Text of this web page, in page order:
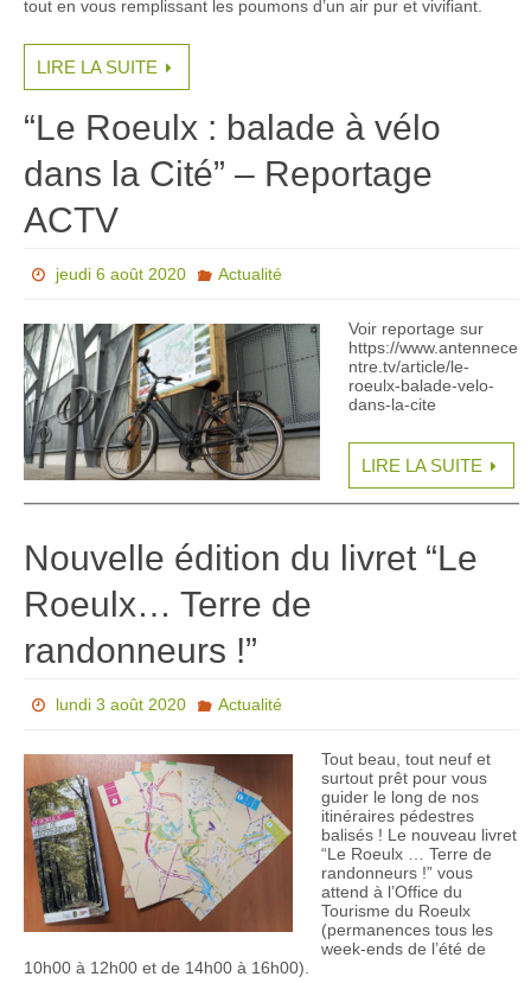
tout en vous remplissant les poumons d’un air pur et vivifiant.
LIRE LA SUITE
“Le Roeulx : balade à vélo
dans la Cité” – Reportage
ACTV
jeudi 6 août 2020 Actualité
Voir reportage sur
https://www.antennece
ntre.tv/article/le-
roeulx-balade-velo-
dans-la-cite
LIRE LA SUITE
Nouvelle édition du livret “Le
Roeulx… Terre de
randonneurs !”
lundi 3 août 2020 Actualité
Tout beau, tout neuf et
surtout prêt pour vous
guider le long de nos
itinéraires pédestres
balisés ! Le nouveau livret
“Le Roeulx … Terre de
randonneurs !” vous
attend à l’Office du
Tourisme du Roeulx
(permanences tous les
week-ends de l’été de
10h00 à 12h00 et de 14h00 à 16h00).